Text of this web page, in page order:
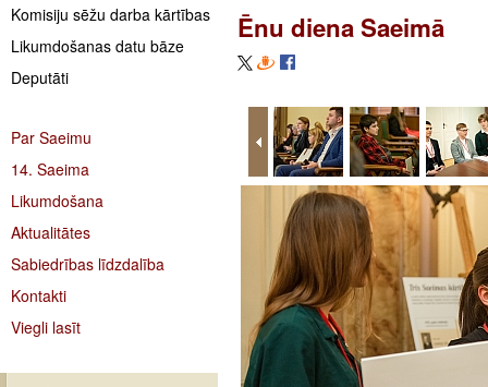
Komisiju sēžu darba kārtības
Likumdošanas datu bāze
Deputāti
Par Saeimu
14. Saeima
Likumdošana
Aktualitātes
Sabiedrības līdzdalība
Kontakti
Viegli lasīt
Ēnu diena Saeimā